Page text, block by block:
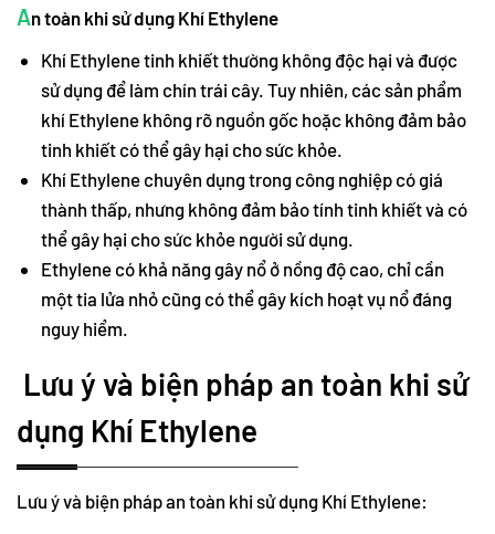
An toàn khi sử dụng Khí Ethylene
Khí Ethylene tinh khiết thường không độc hại và được
sử dụng để làm chín trái cây. Tuy nhiên, các sản phẩm
khí Ethylene không rõ nguồn gốc hoặc không đảm bảo
tinh khiết có thể gây hại cho sức khỏe.
Khí Ethylene chuyên dụng trong công nghiệp có giá
thành thấp, nhưng không đảm bảo tính tinh khiết và có
thể gây hại cho sức khỏe người sử dụng.
Ethylene có khả năng gây nổ ở nồng độ cao, chỉ cần
một tia lửa nhỏ cũng có thể gây kích hoạt vụ nổ đáng
nguy hiểm.
Lưu ý và biện pháp an toàn khi sử
dụng Khí Ethylene
Lưu ý và biện pháp an toàn khi sử dụng Khí Ethylene: